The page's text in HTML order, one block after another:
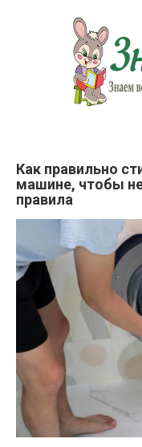
Как правильно
машине, чтобы
правила